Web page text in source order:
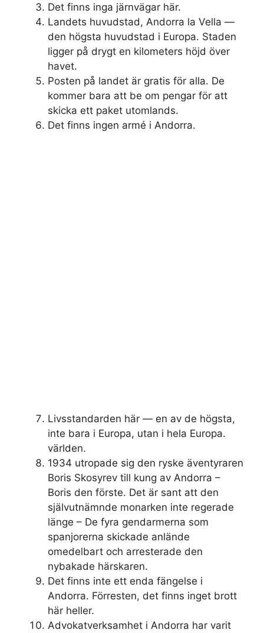
Det finns inga järnvägar här.
Landets huvudstad, Andorra la Vella —
den högsta huvudstad i Europa. Staden
ligger på drygt en kilometers höjd över
havet.
Posten på landet är gratis för alla. De
kommer bara att be om pengar för att
skicka ett paket utomlands.
Det finns ingen armé i Andorra.
Livsstandarden här — en av de högsta,
inte bara i Europa, utan i hela Europa.
världen.
1934 utropade sig den ryske äventyraren
Boris Skosyrev till kung av Andorra –
Boris den förste. Det är sant att den
självutnämnde monarken inte regerade
länge – De fyra gendarmerna som
spanjorerna skickade anlände
omedelbart och arresterade den
nybakade härskaren.
Det finns inte ett enda fängelse i
Andorra. Förresten, det finns inget brott
här heller.
Advokatverksamhet i Andorra har varit